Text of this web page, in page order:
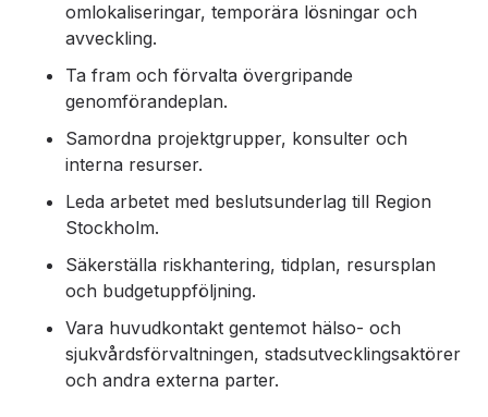
omlokaliseringar, temporära lösningar och
avveckling.
Ta fram och förvalta övergripande
genomförandeplan.
Samordna projektgrupper, konsulter och
interna resurser.
Leda arbetet med beslutsunderlag till Region
Stockholm.
Säkerställa riskhantering, tidplan, resursplan
och budgetuppföljning.
Vara huvudkontakt gentemot hälso- och
sjukvårdsförvaltningen, stadsutvecklingsaktörer
och andra externa parter.